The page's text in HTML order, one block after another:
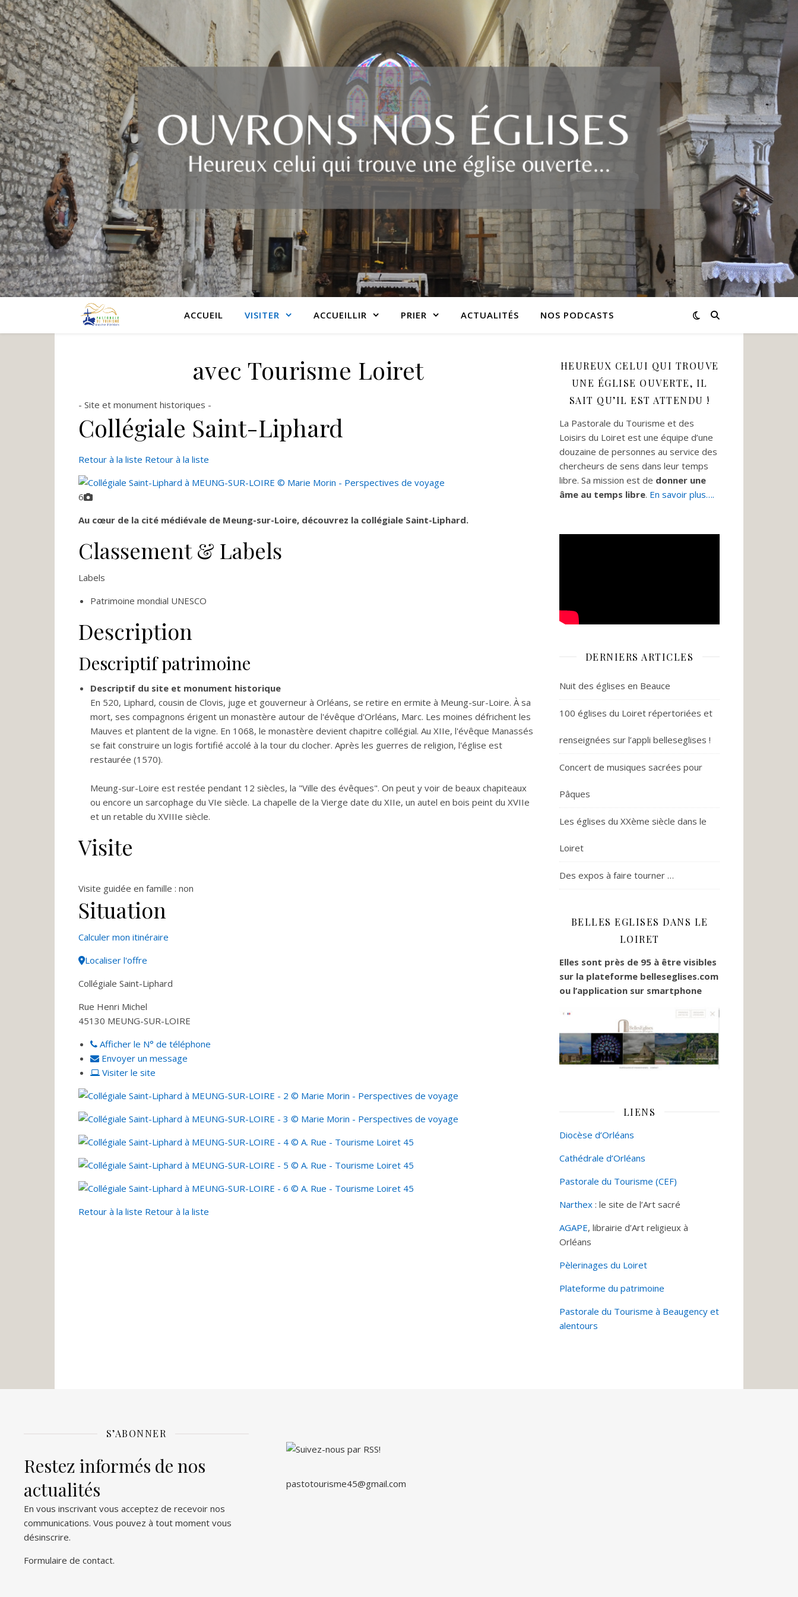
ACCUEIL VISITER ACCUEILLIR PRIER ACTUALITÉS NOS PODCASTS
avec Tourisme Loiret
- Site et monument historiques -
Collégiale Saint-Liphard
Retour à la liste Retour à la liste
6
Au cœur de la cité médiévale de Meung-sur-Loire, découvrez la collégiale Saint-Liphard.
Classement & Labels
Labels
Patrimoine mondial UNESCO
Description
Descriptif patrimoine
Descriptif du site et monument historique
En 520, Liphard, cousin de Clovis, juge et gouverneur à Orléans, se retire en ermite à Meung-sur-Loire. À sa
mort, ses compagnons érigent un monastère autour de l'évêque d'Orléans, Marc. Les moines défrichent les
Mauves et plantent de la vigne. En 1068, le monastère devient chapitre collégial. Au XIIe, l'évêque Manassés
se fait construire un logis fortifié accolé à la tour du clocher. Après les guerres de religion, l'église est
restaurée (1570).
Meung-sur-Loire est restée pendant 12 siècles, la "Ville des évêques". On peut y voir de beaux chapiteaux
ou encore un sarcophage du VIe siècle. La chapelle de la Vierge date du XIIe, un autel en bois peint du XVIIe
et un retable du XVIIIe siècle.
Visite
Visite guidée en famille : non
Situation
+
−
Calculer mon itinéraire
Localiser l'offre
Collégiale Saint-Liphard
Rue Henri Michel
45130 MEUNG-SUR-LOIRE
Afficher le N° de téléphone
Envoyer un message
Visiter le site
Retour à la liste Retour à la liste
HEUREUX CELUI QUI TROUVE
UNE ÉGLISE OUVERTE, IL
SAIT QU’IL EST ATTENDU !
La Pastorale du Tourisme et des
Loisirs du Loiret est une équipe d’une
douzaine de personnes au service des
chercheurs de sens dans leur temps
libre. Sa mission est de donner une
âme au temps libre. En savoir plus….
DERNIERS ARTICLES
Nuit des églises en Beauce
100 églises du Loiret répertoriées et
renseignées sur l’appli belleseglises !
Concert de musiques sacrées pour
Pâques
Les églises du XXème siècle dans le
Loiret
Des expos à faire tourner …
BELLES EGLISES DANS LE
LOIRET
Elles sont près de 95 à être visibles
sur la plateforme belleseglises.com
ou l’application sur smartphone
LIENS
Diocèse d’Orléans
Cathédrale d’Orléans
Pastorale du Tourisme (CEF)
Narthex : le site de l’Art sacré
AGAPE, librairie d’Art religieux à
Orléans
Pèlerinages du Loiret
Plateforme du patrimoine
Pastorale du Tourisme à Beaugency et
alentours
S’ABONNER
Restez informés de nos
actualités
En vous inscrivant vous acceptez de recevoir nos
communications. Vous pouvez à tout moment vous
désinscrire.
Formulaire de contact.
pastotourisme45@gmail.com